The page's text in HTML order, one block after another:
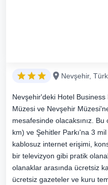
Nevşehir,
Nevşehir'deki Hotel Business
Müzesi ve Nevşehir
mesafesinde olacaksınız.
km) ve Şehitler Parkı'na 3
kablosuz internet erişimi,
bir televizyon gibi pratik
olanaklar arasında ücretsiz
ücretsiz gazeteler ve kuru